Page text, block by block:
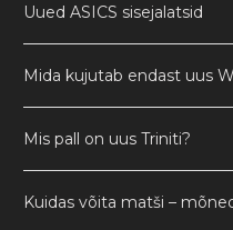
Uued ASICS sisejalatsid
Mida kujutab endast uus
Mis pall on uus Triniti?
Kuidas võita matši –